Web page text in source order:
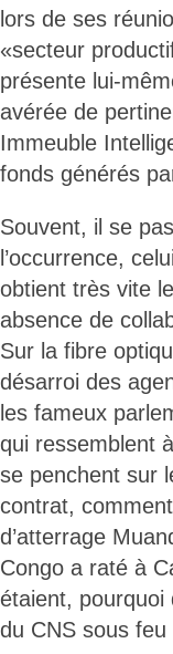
lors de ses
«secteur
présente lui-
avérée de
Immeuble
fonds générés
Souvent, il se
l’occurrence,
obtient très vite
absence de
Sur la fibre
désarroi des
les fameux
qui ressemblent
se penchent sur
contrat,
d’atterrage
Congo a raté à
étaient, pourquoi
du CNS sous